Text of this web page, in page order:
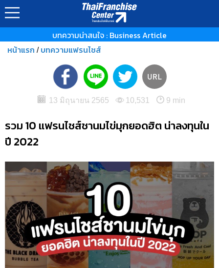
บทความน่าสนใจ : Business Article
หน้าแรก / บทความแฟรนไชส์
13 มิถุนายน 2565 10,531 9 min
รวม 10 แฟรนไชส์ชานมไข่มุกยอดฮิต น่าลงทุนใน
ปี 2022